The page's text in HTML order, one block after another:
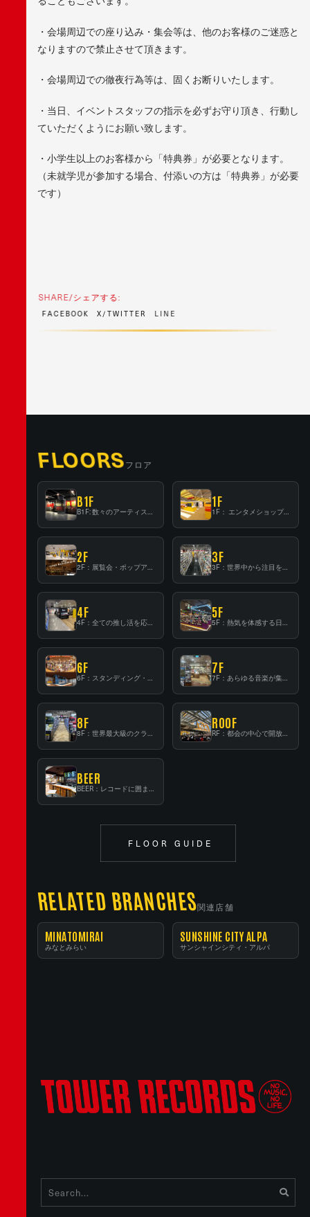
・会場周辺での座り込み・集会等は、他のお客様のご迷惑と
なりますので禁止させて頂きます。
・会場周辺での徹夜行為等は、固くお断りいたします。
・当日、イベントスタッフの指示を必ずお守り頂き、行動し
ていただくようにお願い致します。
・小学生以上のお客様から「特典券」が必要となります。
（未就学児が参加する場合、付添いの方は「特典券」が必要
です）
SHARE/シェアする:
FACEBOOK X/ TWI TTER LI NE
FLOORSフロア
B1F 1F
1F： エンタメショップならではのイマーシブ空間
2F 3F
4F 5F
6F 7F
8F ROOF
BEER
FLOOR GUIDE
RELATED BRANCHES関連店舗
MINATOMIRAI
みなとみらい
SUNSHINE CITY ALPA
サンシャインシティ・アルパ